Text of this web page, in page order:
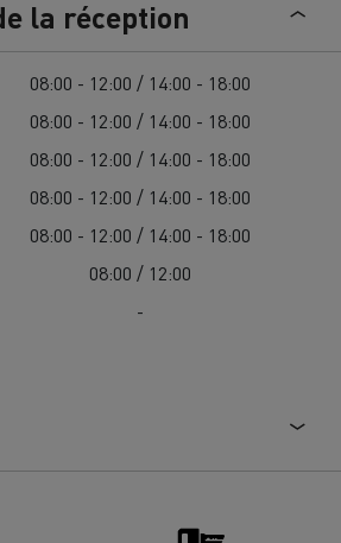
la réception
08:00 - 12:00 / 14:00 - 18:00
08:00 - 12:00 / 14:00 - 18:00
08:00 - 12:00 / 14:00 - 18:00
08:00 - 12:00 / 14:00 - 18:00
08:00 - 12:00 / 14:00 - 18:00
08:00 / 12:00
-